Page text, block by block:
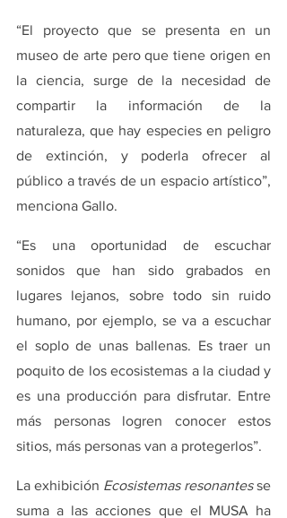
“El proyecto que se presenta en un
museo de arte pero que tiene origen en
la ciencia, surge de la necesidad de
compartir la información de la
naturaleza, que hay especies en peligro
de extinción, y poderla ofrecer al
público a través de un espacio artístico”,
menciona Gallo.
“Es una oportunidad de escuchar
sonidos que han sido grabados en
lugares lejanos, sobre todo sin ruido
humano, por ejemplo, se va a escuchar
el soplo de unas ballenas. Es traer un
poquito de los ecosistemas a la ciudad y
es una producción para disfrutar. Entre
más personas logren conocer estos
sitios, más personas van a protegerlos”.
La exhibición Ecosistemas resonantes se
suma a las acciones que el MUSA ha